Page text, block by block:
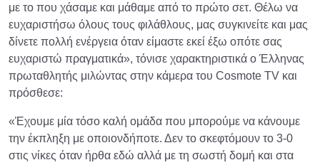
με το που χάσαμε και μάθαμε από το πρώτο σετ. Θέλω να
ευχαριστήσω όλους τους φιλάθλους, μας συγκινείτε και μας
δίνετε πολλή ενέργεια όταν είμαστε εκεί έξω οπότε σας
ευχαριστώ πραγματικά», τόνισε χαρακτηριστικά ο Έλληνας
πρωταθλητής μιλώντας στην κάμερα του Cosmote TV και
πρόσθεσε:
«Έχουμε μία τόσο καλή ομάδα που μπορούμε να κάνουμε
την έκπληξη με οποιονδήποτε. Δεν το σκεφτόμουν το 3-0
στις νίκες όταν ήρθα εδώ αλλά με τη σωστή δομή και στα